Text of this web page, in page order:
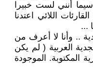
أنني لست خبيرا
اللائي اعتدنا
...
.. وأنا لا أعرف من
العربية ( لم يكن
المكتوبة. الموجودة